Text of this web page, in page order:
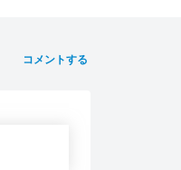
コメントする